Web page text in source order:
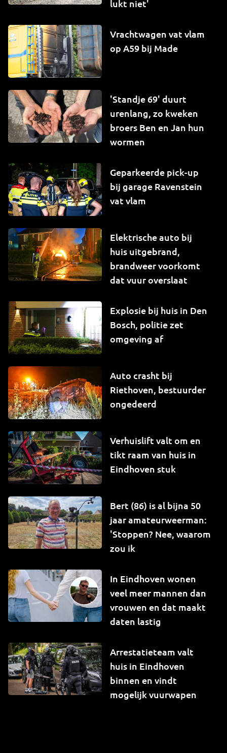
lukt niet'
Vrachtwagen vat vlam
op A59 bij Made
'Standje 69' duurt
urenlang, zo kweken
broers Ben en Jan hun
wormen
Geparkeerde pick-up
bij garage Ravenstein
vat vlam
Elektrische auto bij
huis uitgebrand,
brandweer voorkomt
dat vuur overslaat
Explosie bij huis in Den
Bosch, politie zet
omgeving af
Auto crasht bij
Riethoven, bestuurder
ongedeerd
Verhuislift valt om en
tikt raam van huis in
Eindhoven stuk
Bert (86) is al bijna 50
jaar amateurweerman:
'Stoppen? Nee, waarom
zou ik
In Eindhoven wonen
veel meer mannen dan
vrouwen en dat maakt
daten lastig
Arrestatieteam valt
huis in Eindhoven
binnen en vindt
mogelijk vuurwapen